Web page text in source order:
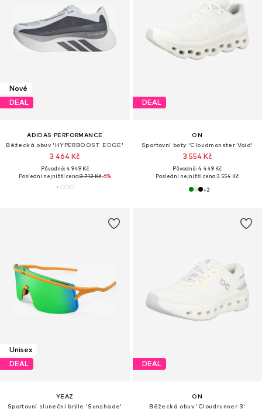
Nové
DEAL
ADIDAS PERFORMANCE
Běžecká obuv 'HYPERBOOST EDGE'
3 464 Kč
Původně: 4 949 Kč
Poslední nejnižší cena:3 712 Kč-6%
DEAL
ON
Sportovní boty 'Cloudmonster Void'
3 554 Kč
Původně: 4 449 Kč
Poslední nejnižší cena:3 554 Kč
+2
Unisex
DEAL
YEAZ
Sportovní sluneční brýle 'Sunshade'
DEAL
ON
Běžecká obuv 'Cloudrunner 3'